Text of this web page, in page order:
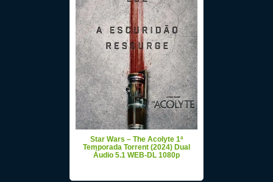
Star Wars – The Acolyte 1ª
Temporada Torrent (2024) Dual
Áudio 5.1 WEB-DL 1080p